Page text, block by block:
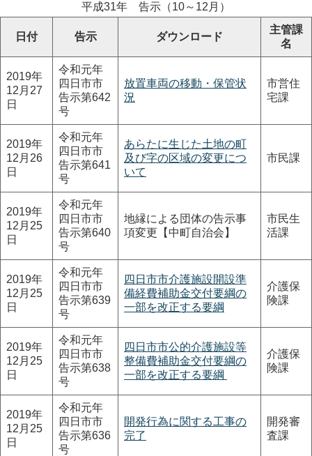
平成31年 告示（10～12月）
日付 告示 ダウンロード
主管課
名
2019年
12月27
日
令和元年
四日市市
告示第642
号
放置車両の移動・保管状
況
市営住
宅課
2019年
12月26
日
令和元年
四日市市
告示第641
号
あらたに生じた土地の町
及び字の区域の変更につ
いて
市民課
2019年
12月25
日
令和元年
四日市市
告示第640
号
地縁による団体の告示事
項変更【中町自治会】
市民生
活課
2019年
12月25
日
令和元年
四日市市
告示第639
号
四日市市介護施設開設準
備経費補助金交付要綱の
一部を改正する要綱
介護保
険課
2019年
12月25
日
令和元年
四日市市
告示第638
号
四日市市公的介護施設等
整備費補助金交付要綱の
一部を改正する要綱
介護保
険課
2019年
12月25
日
令和元年
四日市市
告示第636
号
開発行為に関する工事の
完了
開発審
査課